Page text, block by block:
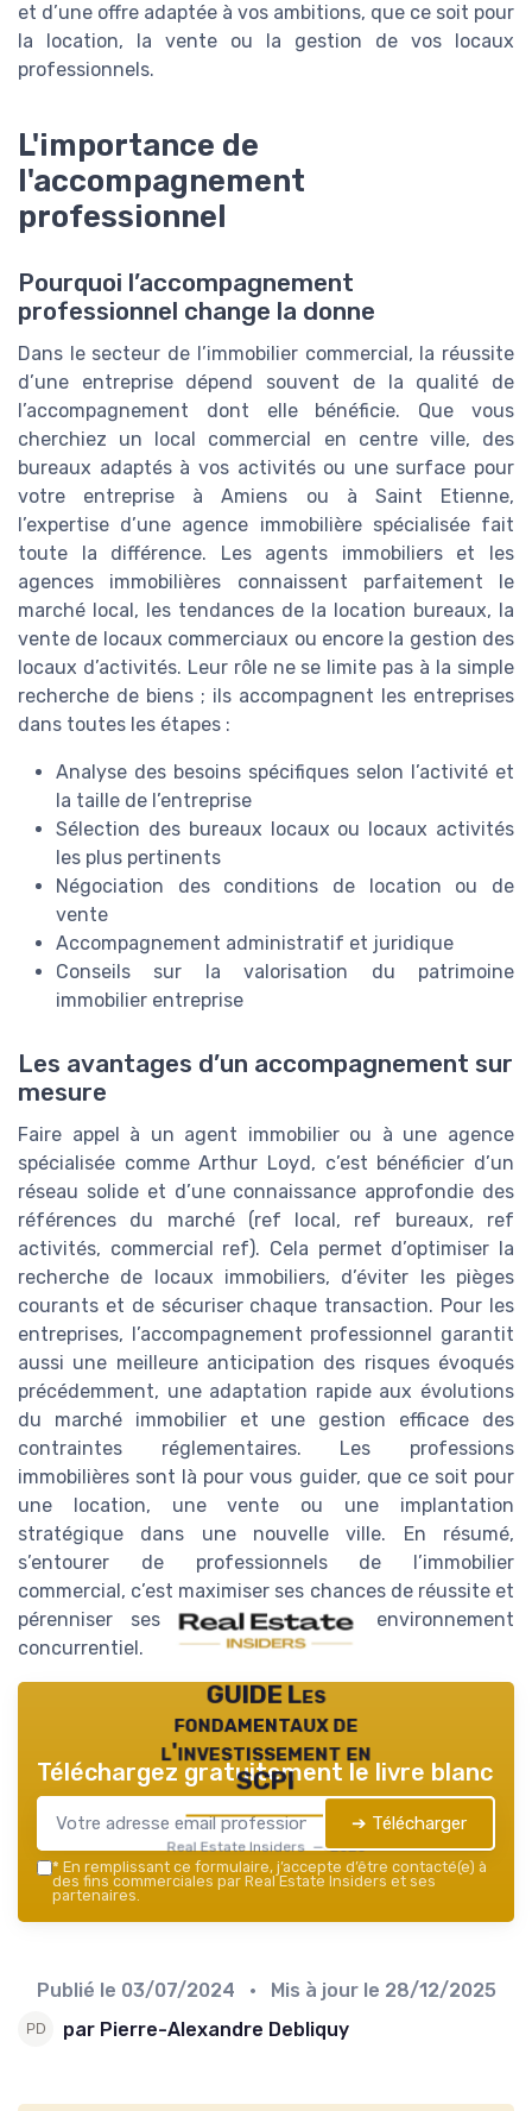
et d’une offre adaptée à vos ambitions, que ce soit pour
la location, la vente ou la gestion de vos locaux
professionnels.
L'importance de
l'accompagnement
professionnel
Pourquoi l’accompagnement
professionnel change la donne
Dans le secteur de l’immobilier commercial, la réussite
d’une entreprise dépend souvent de la qualité de
l’accompagnement dont elle bénéficie. Que vous
cherchiez un local commercial en centre ville, des
bureaux adaptés à vos activités ou une surface pour
votre entreprise à Amiens ou à Saint Etienne,
l’expertise d’une agence immobilière spécialisée fait
toute la différence. Les agents immobiliers et les
agences immobilières connaissent parfaitement le
marché local, les tendances de la location bureaux, la
vente de locaux commerciaux ou encore la gestion des
locaux d’activités. Leur rôle ne se limite pas à la simple
recherche de biens ; ils accompagnent les entreprises
dans toutes les étapes :
Analyse des besoins spécifiques selon l’activité et
la taille de l’entreprise
Sélection des bureaux locaux ou locaux activités
les plus pertinents
Négociation des conditions de location ou de
vente
Accompagnement administratif et juridique
Conseils sur la valorisation du patrimoine
immobilier entreprise
Les avantages d’un accompagnement sur
mesure
Faire appel à un agent immobilier ou à une agence
spécialisée comme Arthur Loyd, c’est bénéficier d’un
réseau solide et d’une connaissance approfondie des
références du marché (ref local, ref bureaux, ref
activités, commercial ref). Cela permet d’optimiser la
recherche de locaux immobiliers, d’éviter les pièges
courants et de sécuriser chaque transaction. Pour les
entreprises, l’accompagnement professionnel garantit
aussi une meilleure anticipation des risques évoqués
précédemment, une adaptation rapide aux évolutions
du marché immobilier et une gestion efficace des
contraintes réglementaires. Les professions
immobilières sont là pour vous guider, que ce soit pour
une location, une vente ou une implantation
stratégique dans une nouvelle ville. En résumé,
s’entourer de professionnels de l’immobilier
commercial, c’est maximiser ses chances de réussite et
pérenniser ses activités dans un environnement
concurrentiel.
GUIDE Les
fondamentaux de
l'investissement en
SCPI
Real Estate Insiders — 2026
Téléchargez gratuitement le livre blanc
➔ Télécharger
* En remplissant ce formulaire, j’accepte d’être contacté(e) à
des fins commerciales par Real Estate Insiders et ses
partenaires.
Publié le 03/07/2024 • Mis à jour le 28/12/2025
par Pierre-Alexandre Debliquy